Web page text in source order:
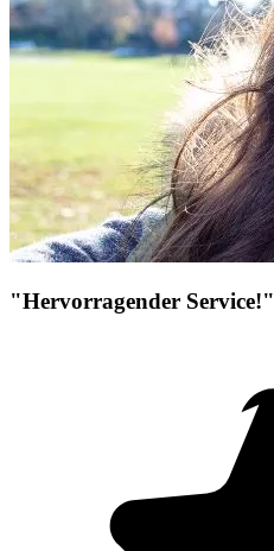
"Hervorragender Service!"